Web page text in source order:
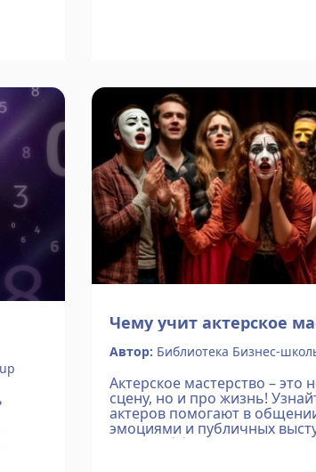
Чему учит актерское
Автор: Библиотека Бизнес-
Актерское мастерство – это
сцену, но и про жизнь!
актеров помогают в
эмоциями и публичных
Плюс – эффективные